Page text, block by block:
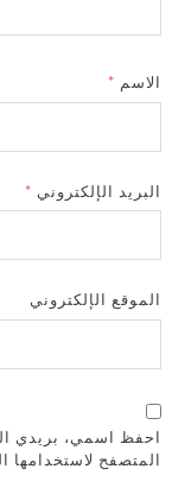
الاسم *
البريد الإلكتروني *
الموقع الإلكتروني
احفظ اسمي، بريدي
المتصفح لاستخدامها